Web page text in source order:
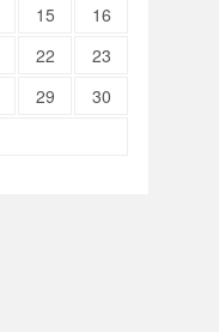
15
16
22
23
29
30